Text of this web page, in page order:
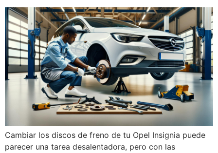
Cambiar los discos de freno de tu Opel Insignia puede
parecer una tarea desalentadora, pero con las